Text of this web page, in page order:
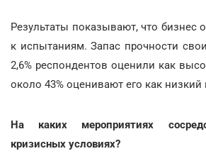
Результаты показывают, что бизнес
к испытаниям. Запас прочности
2,6% респондентов оценили как
около 43% оценивают его как
На каких мероприятиях
кризисных условиях?